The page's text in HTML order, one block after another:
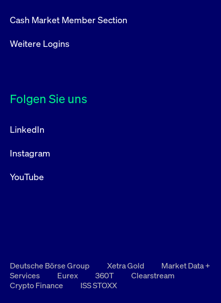
Cash Market Member Section
Weitere Logins
Folgen Sie uns
LinkedIn
Instagram
YouTube
Deutsche Börse Group Xetra Gold
Market Data +
Services
Eurex 360T
Clearstream
Crypto Finance
ISS STOXX